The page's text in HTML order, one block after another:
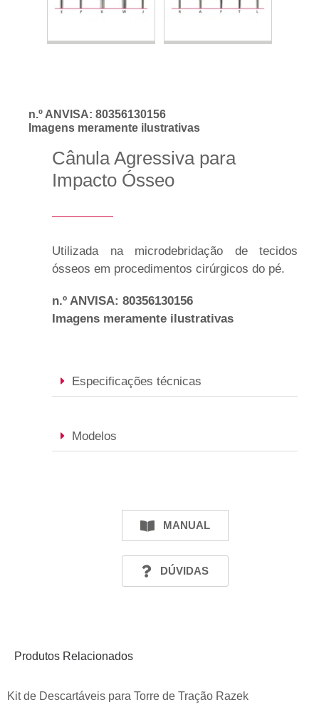
n.º ANVISA: 80356130156
Imagens meramente ilustrativas
Cânula Agressiva para
Impacto Ósseo
Utilizada na microdebridação de tecidos
ósseos em procedimentos cirúrgicos do pé.
n.º ANVISA: 80356130156
Imagens meramente ilustrativas
Especificações técnicas
Modelos
MANUAL
DÚVIDAS
Produtos Relacionados
Kit de Descartáveis para Torre de Tração Razek